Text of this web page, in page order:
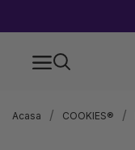
Acasa COOKIES®